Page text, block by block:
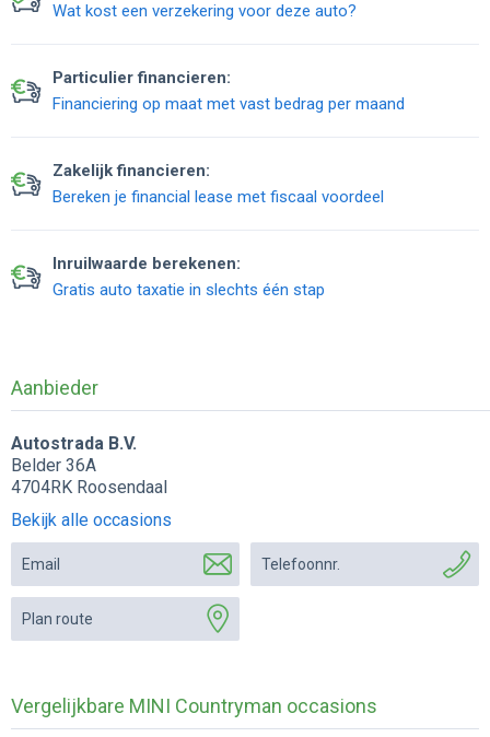
Wat kost een verzekering voor deze auto?
Particulier financieren:
Financiering op maat met vast bedrag per maand
Zakelijk financieren:
Bereken je financial lease met fiscaal voordeel
Inruilwaarde berekenen:
Gratis auto taxatie in slechts één stap
Aanbieder
Autostrada B.V.
Belder 36A
4704RK Roosendaal
Bekijk alle occasions
Email Telefoonnr.
Plan route
Vergelijkbare MINI Countryman occasions